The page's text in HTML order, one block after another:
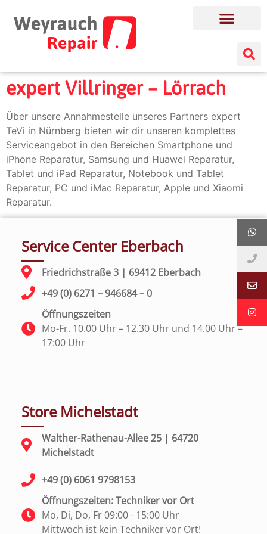
expert Villringer – Lörrach
Über unsere Annahmestelle unseres Partners expert
TeVi in Nürnberg bieten wir dir unseren komplettes
Serviceangebot in den Bereichen Smartphone und
iPhone Reparatur, Samsung und Huawei Reparatur,
Tablet und iPad Reparatur, Notebook und Tablet
Reparatur, PC und iMac Reparatur, Apple und Xiaomi
Reparatur.
Service Center Eberbach
Friedrichstraße 3 | 69412 Eberbach
+49 (0) 6271 – 946684 – 0
Öffnungszeiten
Mo-Fr. 10.00 Uhr – 12.30 Uhr und 14.00 Uhr –
17:00 Uhr
Store Michelstadt
Walther-Rathenau-Allee 25 | 64720
Michelstadt
+49 (0) 6061 9798153
Öffnungszeiten: Techniker vor Ort
Mo, Di, Do, Fr 09:00 - 15:00 Uhr
Mittwoch ist kein Techniker vor Ort!